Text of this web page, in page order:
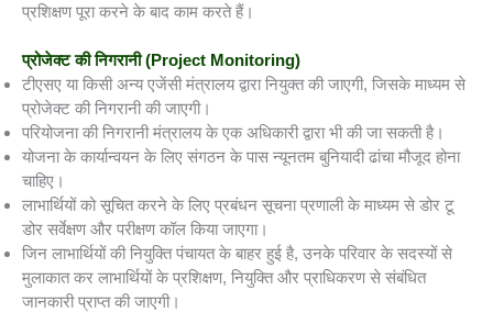
प्रशिक्षण पूरा करने के बाद काम करते हैं।
प्रोजेक्ट की निगरानी(Project Monitoring)
टीएसए या किसी अन्य एजेंसी मंत्रालय द्वारा नियुक्त की जाएगी, जिसके माध्यम से
प्रोजेक्ट की निगरानी की जाएगी।
परियोजना की निगरानी मंत्रालय के एक अधिकारी द्वारा भी की जा सकती है।
योजना के कार्यान्वयन के लिए संगठन के पास न्यूनतम बुनियादी ढांचा मौजूद होना
चाहिए।
लाभार्थियों को सूचित करने के लिए प्रबंधन सूचना प्रणाली के माध्यम से डोर टू
डोर सर्वेक्षण और परीक्षण कॉल किया जाएगा।
जिन लाभार्थियों की नियुक्ति पंचायत के बाहर हुई है, उनके परिवार के सदस्यों से
मुलाकात कर लाभार्थियों के प्रशिक्षण, नियुक्ति और प्राधिकरण से संबंधित
जानकारी प्राप्त की जाएगी।